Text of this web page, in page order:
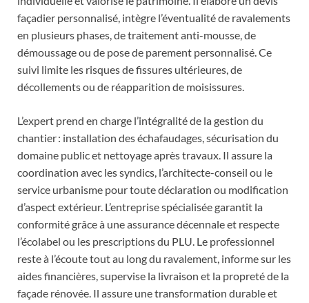
façadier personnalisé, intègre l’éventualité de ravalements
en plusieurs phases, de traitement anti-mousse, de
démoussage ou de pose de parement personnalisé. Ce
suivi limite les risques de fissures ultérieures, de
décollements ou de réapparition de moisissures.
L’expert prend en charge l’intégralité de la gestion du
chantier : installation des échafaudages, sécurisation du
domaine public et nettoyage après travaux. Il assure la
coordination avec les syndics, l’architecte-conseil ou le
service urbanisme pour toute déclaration ou modification
d’aspect extérieur. L’entreprise spécialisée garantit la
conformité grâce à une assurance décennale et respecte
l’écolabel ou les prescriptions du PLU. Le professionnel
reste à l’écoute tout au long du ravalement, informe sur les
aides financières, supervise la livraison et la propreté de la
façade rénovée. Il assure une transformation durable et